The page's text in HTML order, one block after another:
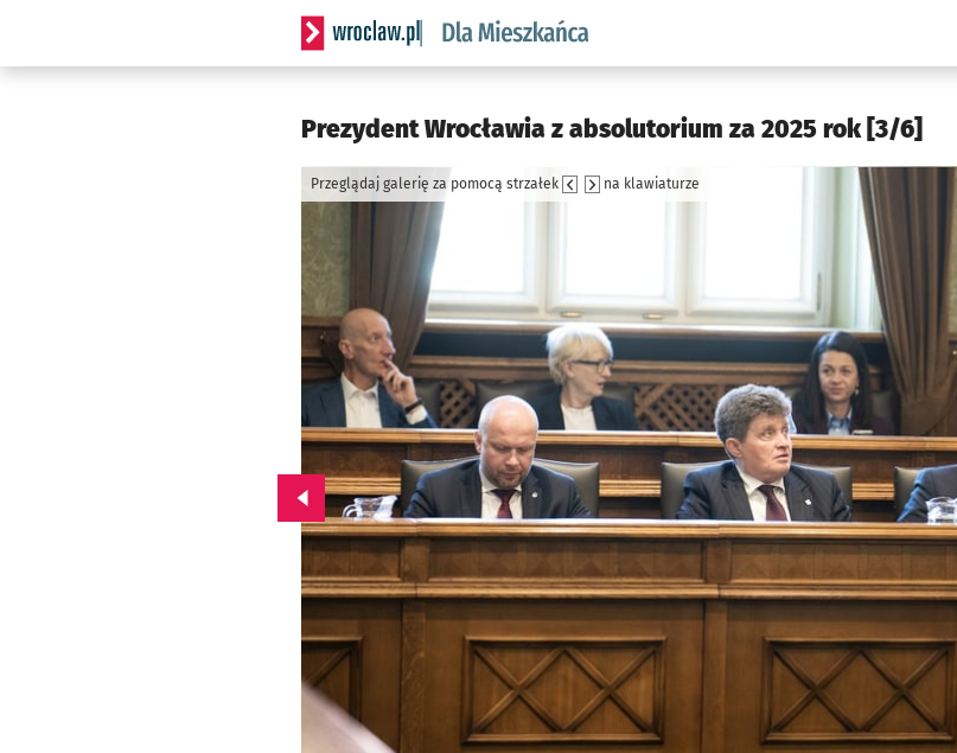
Serwis informacyjny wroclaw.pl podserwis: Dla mieszkańca
Prezydent Wrocławia z absolutorium za 2025 rok [3/6]
Przeglądaj galerię za pomocą strzałek na klawiaturze
Przejdź do poprzedniego zdjęcia.